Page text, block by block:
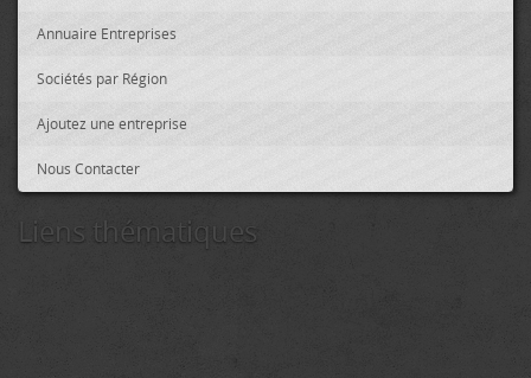
Annuaire Entreprises
Sociétés par Région
Ajoutez une entreprise
Nous Contacter
Liens thématiques